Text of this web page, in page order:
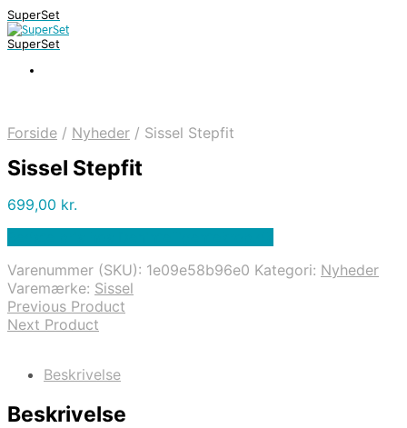
SuperSet
SuperSet
Forside / Nyheder / Sissel Stepfit
Sissel Stepfit
699,00 kr.
Varenummer (SKU): 1e09e58b96e0 Kategori: Nyheder
Varemærke: Sissel
Previous Product
Next Product
Beskrivelse
Beskrivelse